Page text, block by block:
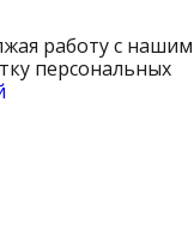
работу с нашим
персональных